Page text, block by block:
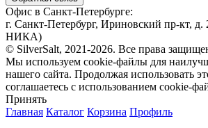
Офис в Санкт-Петербурге:
г. Санкт-Петербург, Ириновский пр-кт,
НИКА)
© SilverSalt, 2021-2026. Все права
Мы используем cookie-файлы для
нашего сайта. Продолжая использовать
соглашаетесь с использованием cookie-
Принять
Главная Каталог Корзина Профиль